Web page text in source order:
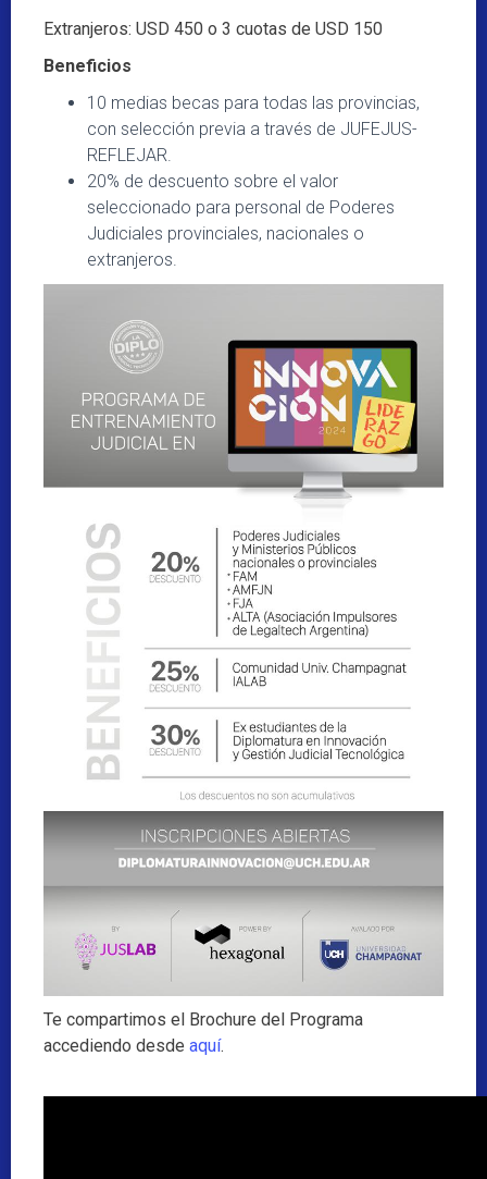
Extranjeros: USD 450 o 3 cuotas de USD 150
Beneficios
10 medias becas para todas las provincias,
con selección previa a través de JUFEJUS-
REFLEJAR.
20% de descuento sobre el valor
seleccionado para personal de Poderes
Judiciales provinciales, nacionales o
extranjeros.
Te compartimos el Brochure del Programa
accediendo desde aquí.